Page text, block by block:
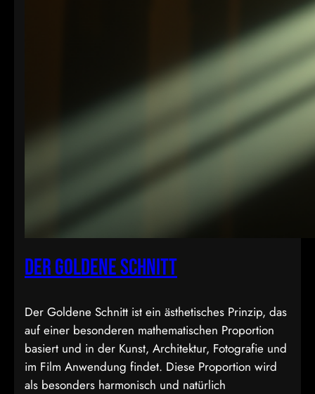
Der Goldene Schnitt
Der Goldene Schnitt ist ein ästhetisches Prinzip, das
auf einer besonderen mathematischen Proportion
basiert und in der Kunst, Architektur, Fotografie und
im Film Anwendung findet. Diese Proportion wird
als besonders harmonisch und natürlich